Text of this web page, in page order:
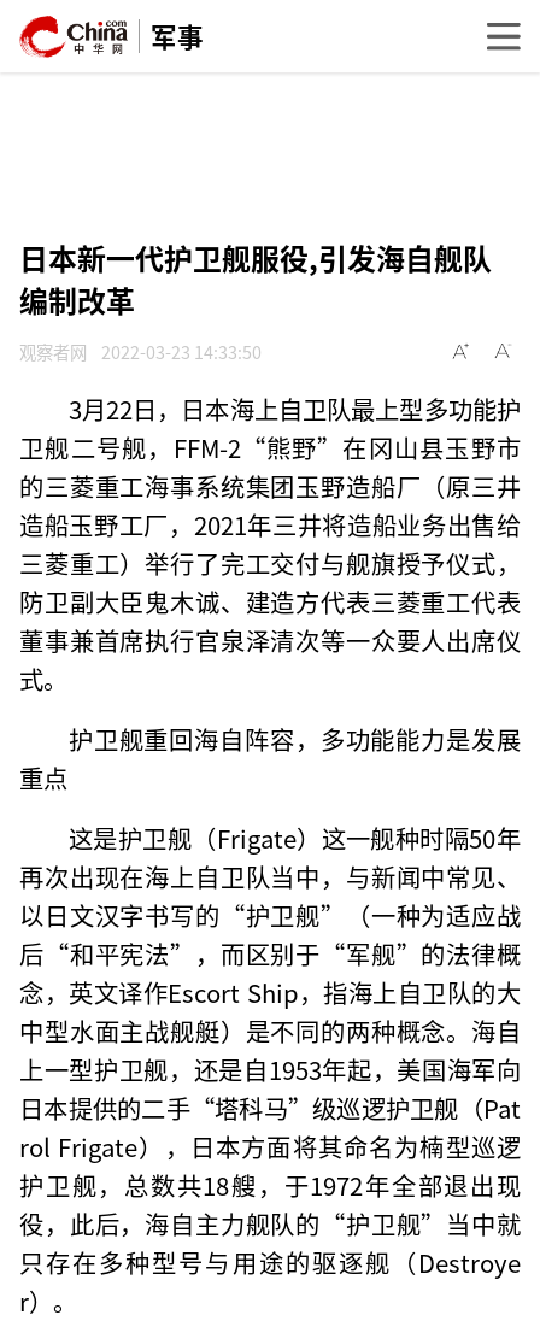
军事
日本新一代护卫舰服役,引发海自舰队
编制改革
观察者网 2022-03-23 14:33:50
3月22日，日本海上自卫队最上型多功能护
卫舰二号舰，FFM-2“熊野”在冈山县玉野市
的三菱重工海事系统集团玉野造船厂（原三井
造船玉野工厂，2021年三井将造船业务出售给
三菱重工）举行了完工交付与舰旗授予仪式，
防卫副大臣鬼木诚、建造方代表三菱重工代表
董事兼首席执行官泉泽清次等一众要人出席仪
式。
护卫舰重回海自阵容，多功能能力是发展
重点
这是护卫舰（Frigate）这一舰种时隔50年
再次出现在海上自卫队当中，与新闻中常见、
以日文汉字书写的“护卫舰”（一种为适应战
后“和平宪法”，而区别于“军舰”的法律概
念，英文译作Escort Ship，指海上自卫队的大
中型水面主战舰艇）是不同的两种概念。海自
上一型护卫舰，还是自1953年起，美国海军向
日本提供的二手“塔科马”级巡逻护卫舰（Pat
rol Frigate），日本方面将其命名为楠型巡逻
护卫舰，总数共18艘，于1972年全部退出现
役，此后，海自主力舰队的“护卫舰”当中就
只存在多种型号与用途的驱逐舰（Destroye
r）。